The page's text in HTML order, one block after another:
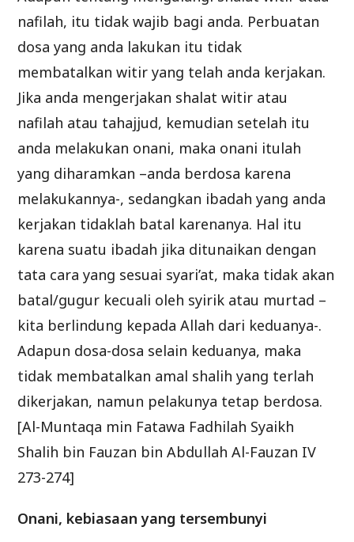
nafilah, itu tidak wajib bagi anda. Perbuatan
dosa yang anda lakukan itu tidak
membatalkan witir yang telah anda kerjakan.
Jika anda mengerjakan shalat witir atau
nafilah atau tahajjud, kemudian setelah itu
anda melakukan onani, maka onani itulah
yang diharamkan –anda berdosa karena
melakukannya-, sedangkan ibadah yang anda
kerjakan tidaklah batal karenanya. Hal itu
karena suatu ibadah jika ditunaikan dengan
tata cara yang sesuai syari’at, maka tidak akan
batal/gugur kecuali oleh syirik atau murtad –
kita berlindung kepada Allah dari keduanya-.
Adapun dosa-dosa selain keduanya, maka
tidak membatalkan amal shalih yang terlah
dikerjakan, namun pelakunya tetap berdosa.
[Al-Muntaqa min Fatawa Fadhilah Syaikh
Shalih bin Fauzan bin Abdullah Al-Fauzan IV
273-274]
Onani, kebiasaan yang tersembunyi